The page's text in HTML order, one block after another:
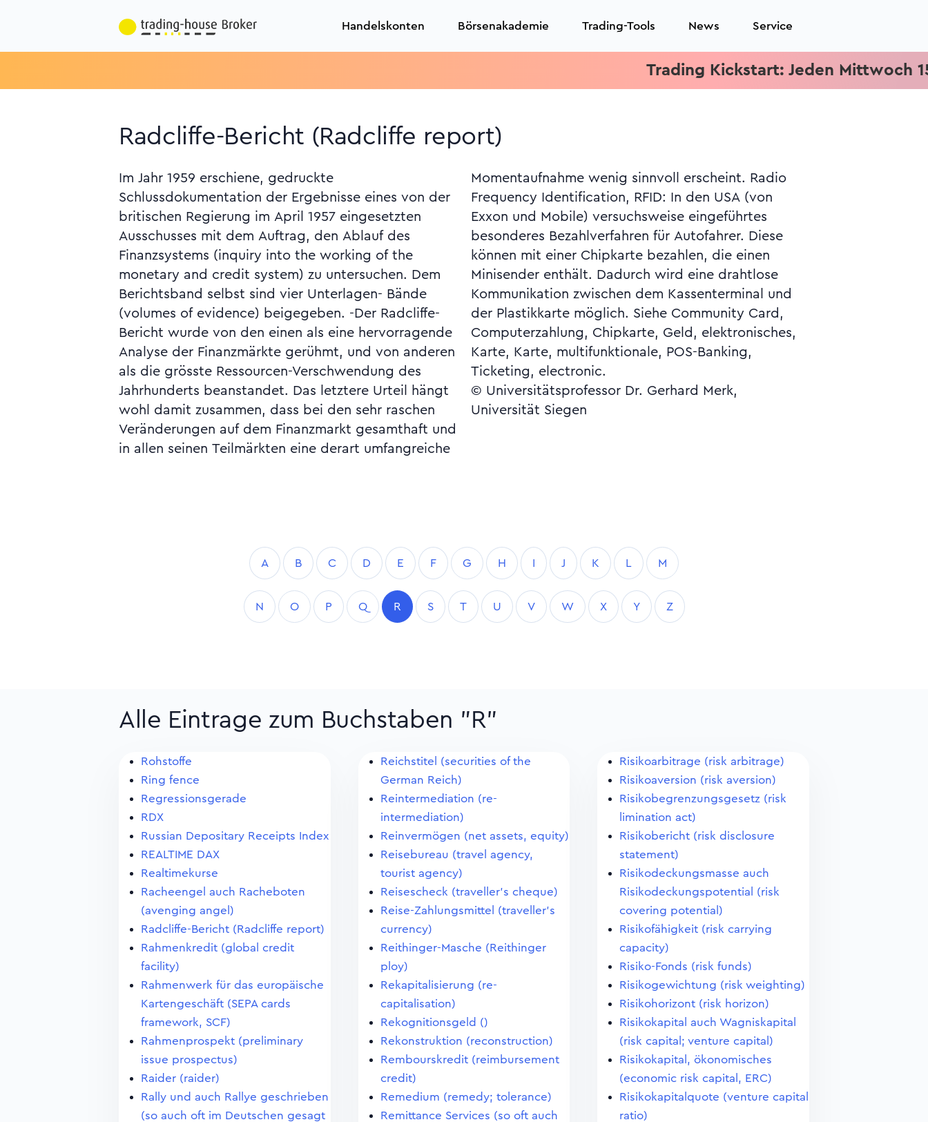
Handelskonten Börsenakademie Trading-Tools News Service
Trading Kickstart: Jeden Mittwoch 15.15
Radcliffe-Bericht (Radcliffe report)
Im Jahr 1959 erschiene, gedruckte
Schlussdokumentation der Ergebnisse eines von der
britischen Regierung im April 1957 eingesetzten
Ausschusses mit dem Auftrag, den Ablauf des
Finanzsystems (inquiry into the working of the
monetary and credit system) zu untersuchen. Dem
Berichtsband selbst sind vier Unterlagen- Bände
(volumes of evidence) beigegeben. -Der Radcliffe-
Bericht wurde von den einen als eine hervorragende
Analyse der Finanzmärkte gerühmt, und von anderen
als die grösste Ressourcen-Verschwendung des
Jahrhunderts beanstandet. Das letztere Urteil hängt
wohl damit zusammen, dass bei den sehr raschen
Veränderungen auf dem Finanzmarkt gesamthaft und
in allen seinen Teilmärkten eine derart umfangreiche
Momentaufnahme wenig sinnvoll erscheint. Radio
Frequency Identification, RFID: In den USA (von
Exxon und Mobile) versuchsweise eingeführtes
besonderes Bezahlverfahren für Autofahrer. Diese
können mit einer Chipkarte bezahlen, die einen
Minisender enthält. Dadurch wird eine drahtlose
Kommunikation zwischen dem Kassenterminal und
der Plastikkarte möglich. Siehe Community Card,
Computerzahlung, Chipkarte, Geld, elektronisches,
Karte, Karte, multifunktionale, POS-Banking,
Ticketing, electronic.
© Universitätsprofessor Dr. Gerhard Merk,
Universität Siegen
A B C D E F G H I J K L M
N O P Q R S T U V W X Y Z
Alle Eintrage zum Buchstaben "R"
Rohstoffe
Ring fence
Regressionsgerade
RDX
Russian Depositary Receipts Index
REALTIME DAX
Realtimekurse
Racheengel auch Racheboten
(avenging angel)
Radcliffe-Bericht (Radcliffe report)
Rahmenkredit (global credit
facility)
Rahmenwerk für das europäische
Kartengeschäft (SEPA cards
framework, SCF)
Rahmenprospekt (preliminary
issue prospectus)
Raider (raider)
Rally und auch Rallye geschrieben
(so auch oft im Deutschen gesagt
Reichstitel (securities of the
German Reich)
Reintermediation (re-
intermediation)
Reinvermögen (net assets, equity)
Reisebureau (travel agency,
tourist agency)
Reisescheck (traveller's cheque)
Reise-Zahlungsmittel (traveller's
currency)
Reithinger-Masche (Reithinger
ploy)
Rekapitalisierung (re-
capitalisation)
Rekognitionsgeld ()
Rekonstruktion (reconstruction)
Rembourskredit (reimbursement
credit)
Remedium (remedy; tolerance)
Remittance Services (so oft auch
Risikoarbitrage (risk arbitrage)
Risikoaversion (risk aversion)
Risikobegrenzungsgesetz (risk
limination act)
Risikobericht (risk disclosure
statement)
Risikodeckungsmasse auch
Risikodeckungspotential (risk
covering potential)
Risikofähigkeit (risk carrying
capacity)
Risiko-Fonds (risk funds)
Risikogewichtung (risk weighting)
Risikohorizont (risk horizon)
Risikokapital auch Wagniskapital
(risk capital; venture capital)
Risikokapital, ökonomisches
(economic risk capital, ERC)
Risikokapitalquote (venture capital
ratio)